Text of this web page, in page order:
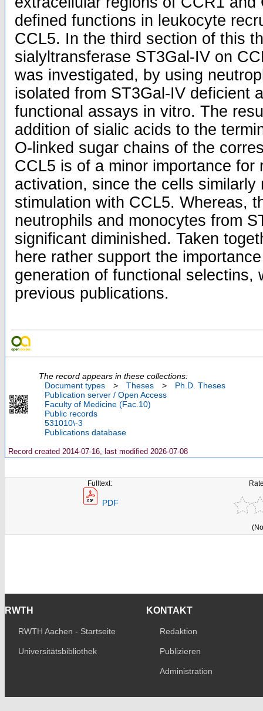
defined functions in leukocyte
CCL5. In the third section of this
sialyltransferase ST3Gal-IV on
was investigated, by using
isolated from ST3Gal-IV deficient
functional assays in vitro. The
addition of sialic acids to the
O-linked sugar chains of the
CCL5 is of a minor importance for
activation, since the cells similarly
stimulation with CCL5. Whereas,
neutrophils and monocytes from
significant diminished. Taken
here rather support the
generation of functional selectins,
previous publications.
The record appears in these collections:
Document types
> Theses >
Ph.D. Theses
Publication server / Open Access
Faculty of Medicine (Fac.10)
Public records
531010\-3
Publications database
Record created 2014-07-16, last modified 2026-07-08
Fulltext:
PDF
RWTH
RWTH Aachen - Startseite
Universitätsbibliothek
KONTAKT
Redaktion
Publizieren
Administration